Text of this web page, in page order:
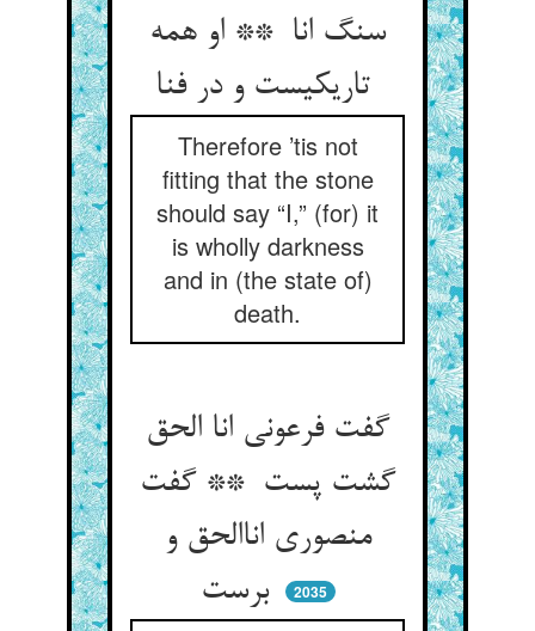
سنگ انا ** او همه
Therefore ’tis not
fitting that the stone
should say “I,” (for) it
is wholly darkness
and in (the state of)
death.
گفت فرعونی انا الحق
گشت پست ** گفت
منصوری اناالحق و
برست
2035